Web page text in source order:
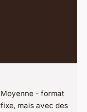
Moyenne - format
fixe, mais avec des